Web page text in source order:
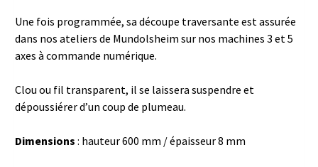
Une fois programmée, sa découpe traversante est assurée
dans nos ateliers de Mundolsheim sur nos machines 3 et 5
axes à commande numérique.
Clou ou fil transparent, il se laissera suspendre et
dépoussiérer d’un coup de plumeau.
Dimensions : hauteur 600 mm / épaisseur 8 mm